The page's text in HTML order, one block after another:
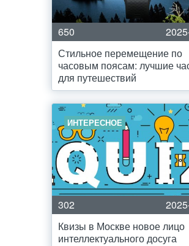
650
Стильное перемещение по
часовым поясам: лучшие
для путешествий
ИНТЕРЕСНОЕ
302
Квизы в Москве новое лицо
интеллектуального досуга